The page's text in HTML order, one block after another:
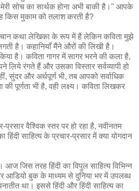
सोच का सार्थक होना अभी बाकी है।" आपके
किस मुकाम को तलाश करती है?
कथा लेखिका के रूप में है लेकिन कविता मुझे
है। कहानियाँ मैंने औरों की लिखी है।
है। कविता गागर में सागर भरने की कला है,
रंगते हैं और उसका विस्तार सर्वव्यापी हो
सुंदर और अर्थपूर्ण भी, तब आपको सर्वाधिक
की पूर्णता भी है, वही लक्ष्य। कविता लिखकर
प्रसार वैश्विक स्तर पर हो रहा है, नवीनतम
हिंदी साहित्य के प्रचार-प्रसार में क्या योगदान
आज जिस तरह हिंदी का विपुल साहित्य विभिन्न
आडियो बुक के माध्यम से दुनिया भर में उपलब्ध
था। इससे हिंदी और हिंदी साहित्य का